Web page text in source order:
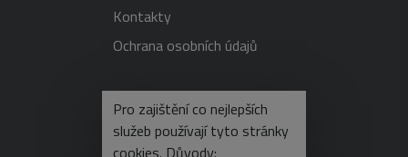
Kontakty
Ochrana osobních údajů
NEVÍTE SI RADY?
Pro zajištění co nejlepších
služeb používají tyto stránky
cookies. Důvody: